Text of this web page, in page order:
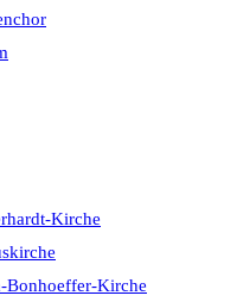
Kirche
Bonhoeffer-Kirche